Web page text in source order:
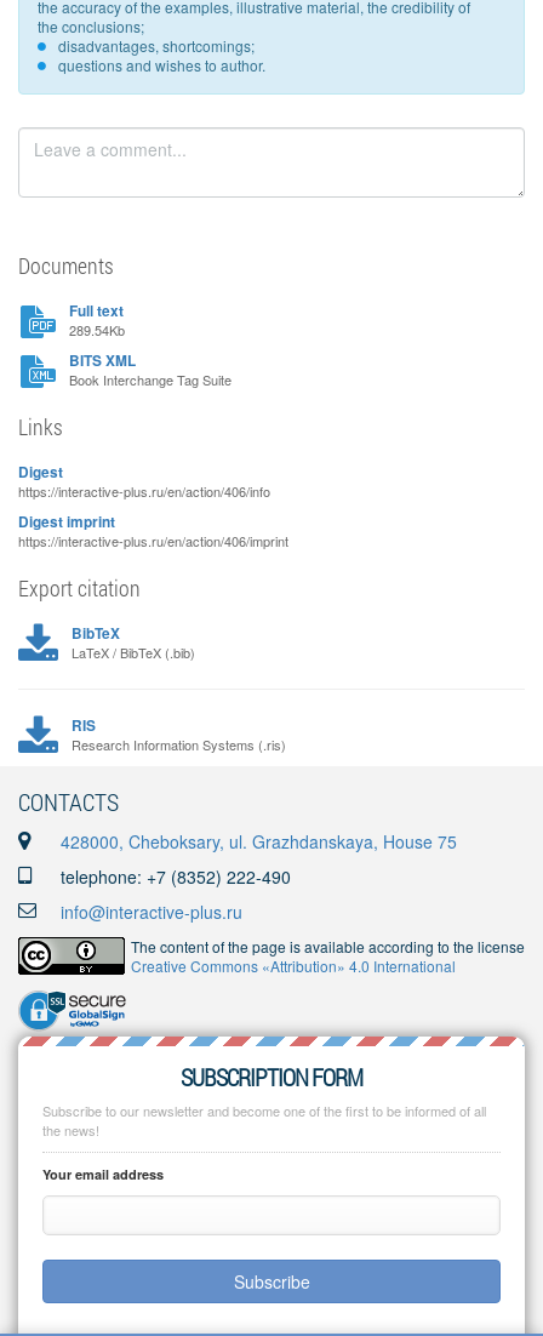
the accuracy of the examples, illustrative material, the credibility of
the conclusions;
disadvantages, shortcomings;
questions and wishes to author.
Documents
Full text
289.54Kb
BITS XML
Book Interchange Tag Suite
Links
Digest
https://interactive-plus.ru/en/action/406/info
Digest imprint
https://interactive-plus.ru/en/action/406/imprint
Export citation
BibTeX
LaTeX / BibTeX (.bib)
RIS
Research Information Systems (.ris)
CONTACTS
428000, Cheboksary, ul. Grazhdanskaya, House 75
telephone: +7 (8352) 222-490
info@interactive-plus.ru
The content of the page is available according to the license
Creative Commons «Attribution» 4.0 International
SUBSCRIPTION FORM
Subscribe to our newsletter and become one of the first to be informed of all
the news!
Your email address
Subscribe